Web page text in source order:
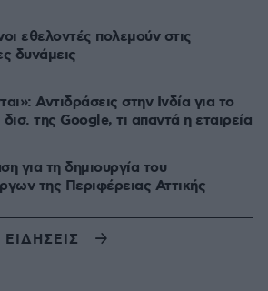
εθελοντές πολεμούν στις
δυνάμεις
Αντιδράσεις στην Ινδία για το
της Google, τι απαντά η εταιρεία
για τη δημιουργία του
της Περιφέρειας Αττικής